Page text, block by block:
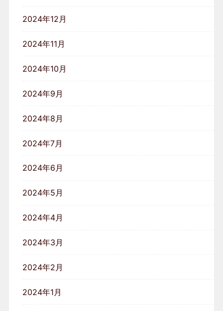
2024年12月
2024年11月
2024年10月
2024年9月
2024年8月
2024年7月
2024年6月
2024年5月
2024年4月
2024年3月
2024年2月
2024年1月